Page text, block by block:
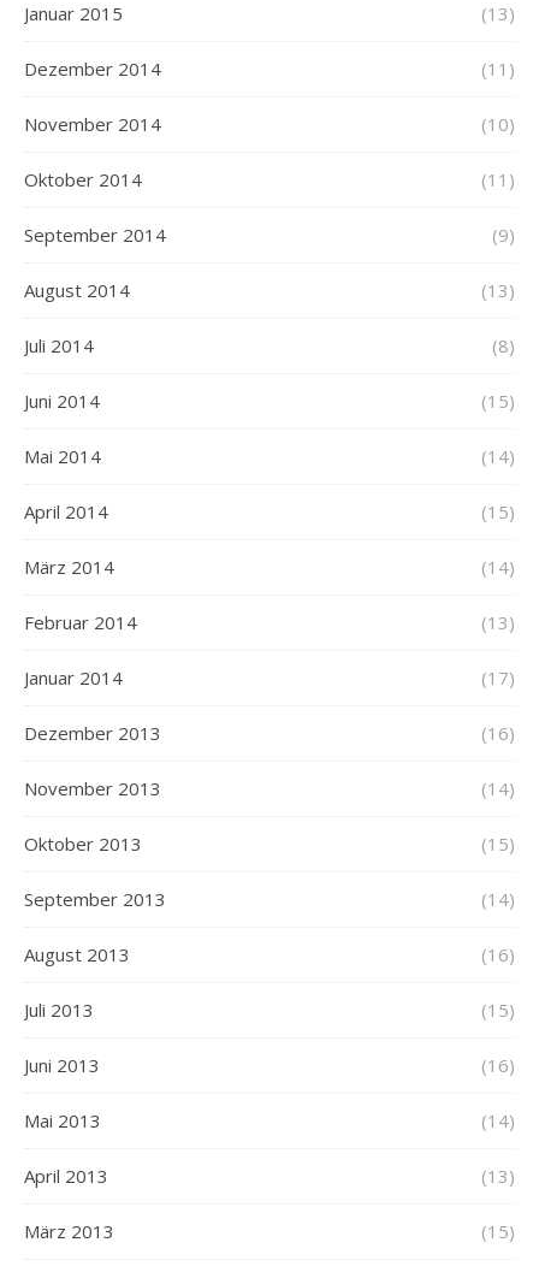
Januar 2015 (13)
Dezember 2014 (11)
November 2014 (10)
Oktober 2014 (11)
September 2014 (9)
August 2014 (13)
Juli 2014 (8)
Juni 2014 (15)
Mai 2014 (14)
April 2014 (15)
März 2014 (14)
Februar 2014 (13)
Januar 2014 (17)
Dezember 2013 (16)
November 2013 (14)
Oktober 2013 (15)
September 2013 (14)
August 2013 (16)
Juli 2013 (15)
Juni 2013 (16)
Mai 2013 (14)
April 2013 (13)
März 2013 (15)